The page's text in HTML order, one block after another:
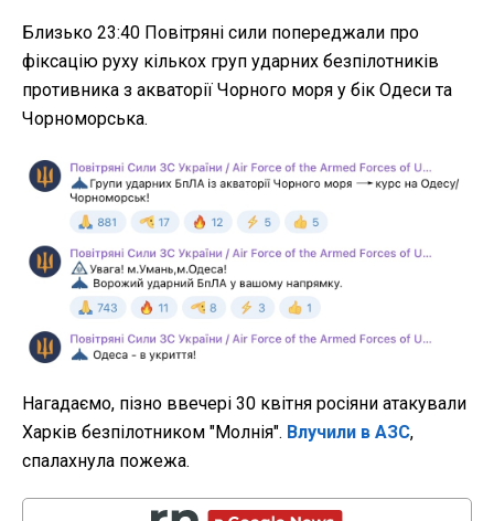
Близько 23:40 Повітряні сили попереджали про
фіксацію руху кількох груп ударних безпілотників
противника з акваторії Чорного моря у бік Одеси та
Чорноморська.
Нагадаємо, пізно ввечері 30 квітня росіяни атакували
Харків безпілотником "Молнія". Влучили в АЗС,
спалахнула пожежа.